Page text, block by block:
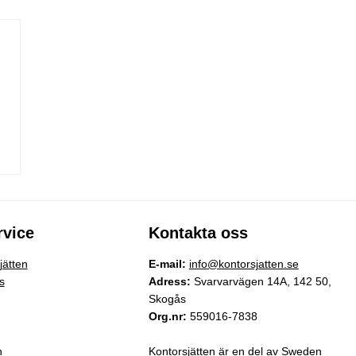
Kontakta oss
E-mail: info@kontorsjatten.se
Adress: Svarvarvägen 14A, 142 50,
Skogås
Org.nr: 559016-7838
Kontorsjätten är en del av Sweden